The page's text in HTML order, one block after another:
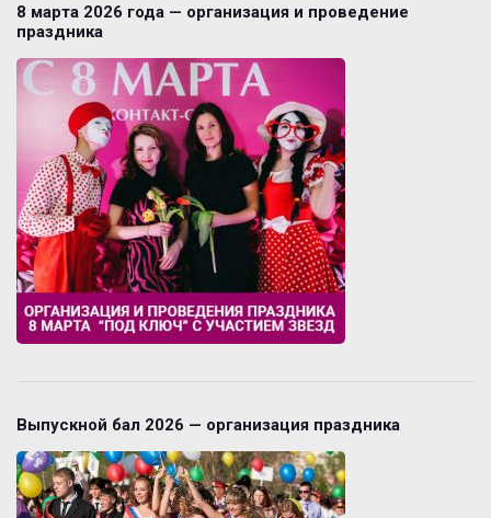
8 марта 2026 года — организация и проведение
праздника
Выпускной бал 2026 — организация праздника